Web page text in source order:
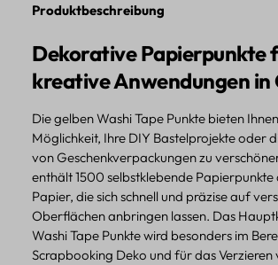
Produktbeschreibung
Dekorative Papierpunkte
kreative Anwendungen in
Die gelben Washi Tape Punkte bieten
Möglichkeit, Ihre DIY Bastelprojekte oder
von Geschenkverpackungen zu
enthält 1500 selbstklebende Papierpunkte
Papier, die sich schnell und präzise auf
Oberflächen anbringen lassen. Das
Washi Tape Punkte wird besonders im
Scrapbooking Deko und für das Verzieren